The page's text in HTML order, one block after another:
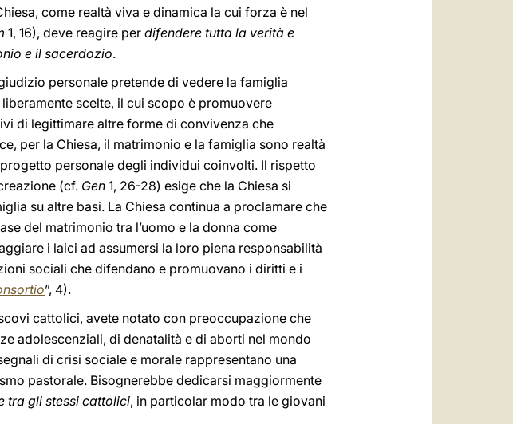
come realtà viva e dinamica la cui forza è nel
1, 16), deve reagire per difendere tutta la verità e
e il sacerdozio.
personale pretende di vedere la famiglia
scelte, il cui scopo è promuovere
di legittimare altre forme di convivenza che
per la Chiesa, il matrimonio e la famiglia sono realtà
personale degli individui coinvolti. Il rispetto
(cf. Gen 1, 26-28) esige che la Chiesa si
su altre basi. La Chiesa continua a proclamare che
del matrimonio tra l’uomo e la donna come
i laici ad assumersi la loro piena responsabilità
sociali che difendano e promuovano i diritti e i
”, 4).
cattolici, avete notato con preoccupazione che
adolescenziali, di denatalità e di aborti nel mondo
di crisi sociale e morale rappresentano una
pastorale. Bisognerebbe dedicarsi maggiormente
tra gli stessi cattolici, in particolar modo tra le giovani